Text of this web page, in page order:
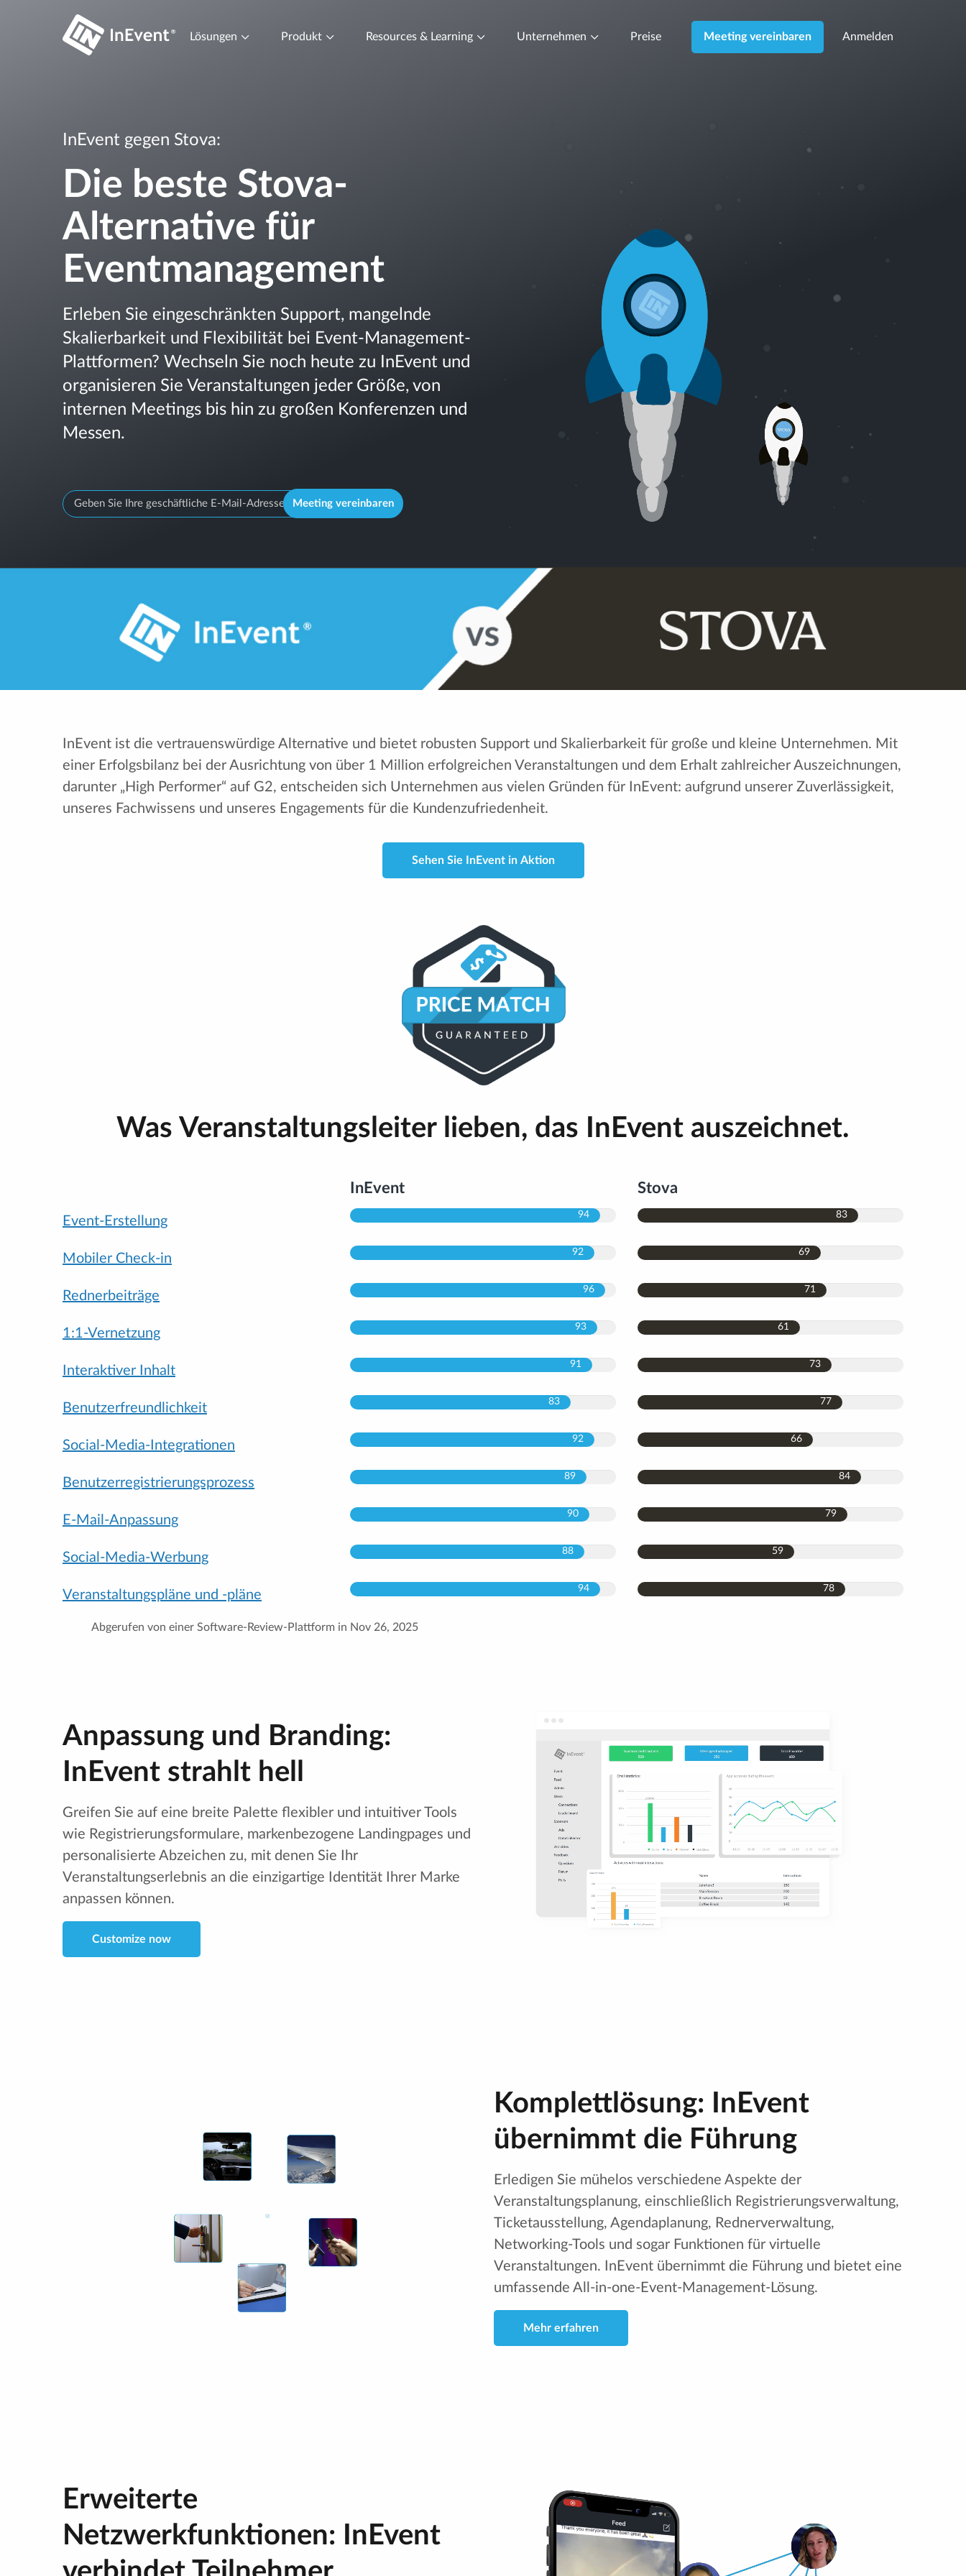
Lösungen Produkt Resources & Learning Unternehmen Preise Meeting vereinbaren Anmelden
InEvent gegen Stova:
Die beste Stova-
Alternative für
Eventmanagement
Erleben Sie eingeschränkten Support, mangelnde
Skalierbarkeit und Flexibilität bei Event-Management-
Plattformen? Wechseln Sie noch heute zu InEvent und
organisieren Sie Veranstaltungen jeder Größe, von
internen Meetings bis hin zu großen Konferenzen und
Messen.
Meeting vereinbaren
InEvent ist die vertrauenswürdige Alternative und bietet robusten Support und Skalierbarkeit für große und kleine Unternehmen. Mit
einer Erfolgsbilanz bei der Ausrichtung von über 1 Million erfolgreichen Veranstaltungen und dem Erhalt zahlreicher Auszeichnungen,
darunter „High Performer“ auf G2, entscheiden sich Unternehmen aus vielen Gründen für InEvent: aufgrund unserer Zuverlässigkeit,
unseres Fachwissens und unseres Engagements für die Kundenzufriedenheit.
Sehen Sie InEvent in Aktion
Was Veranstaltungsleiter lieben, das InEvent auszeichnet.
InEvent Stova
Event-Erstellung 94 83
Mobiler Check-in 92 69
Rednerbeiträge 96 71
1:1-Vernetzung 93 61
Interaktiver Inhalt 91 73
Benutzerfreundlichkeit 83 77
Social-Media-Integrationen 92 66
Benutzerregistrierungsprozess 89 84
E-Mail-Anpassung 90 79
Social-Media-Werbung 88 59
Veranstaltungspläne und -pläne 94 78
Abgerufen von einer Software-Review-Plattform in Nov 26, 2025
Anpassung und Branding:
InEvent strahlt hell
Greifen Sie auf eine breite Palette flexibler und intuitiver Tools
wie Registrierungsformulare, markenbezogene Landingpages und
personalisierte Abzeichen zu, mit denen Sie Ihr
Veranstaltungserlebnis an die einzigartige Identität Ihrer Marke
anpassen können.
Customize now
Komplettlösung: InEvent
übernimmt die Führung
Erledigen Sie mühelos verschiedene Aspekte der
Veranstaltungsplanung, einschließlich Registrierungsverwaltung,
Ticketausstellung, Agendaplanung, Rednerverwaltung,
Networking-Tools und sogar Funktionen für virtuelle
Veranstaltungen. InEvent übernimmt die Führung und bietet eine
umfassende All-in-one-Event-Management-Lösung.
Mehr erfahren
Erweiterte
Netzwerkfunktionen: InEvent